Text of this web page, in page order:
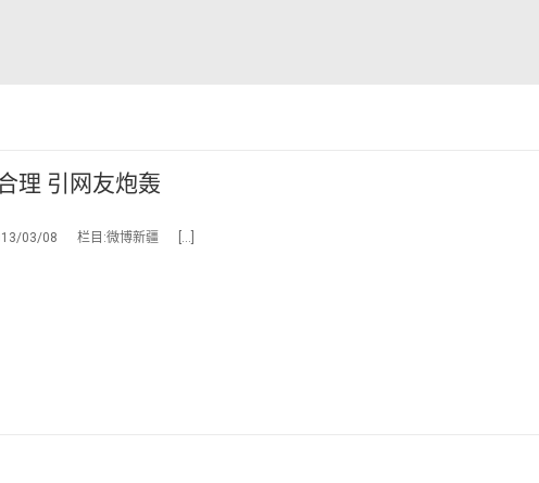
理 引网友炮轰
03/08 栏目:微博新疆 […]